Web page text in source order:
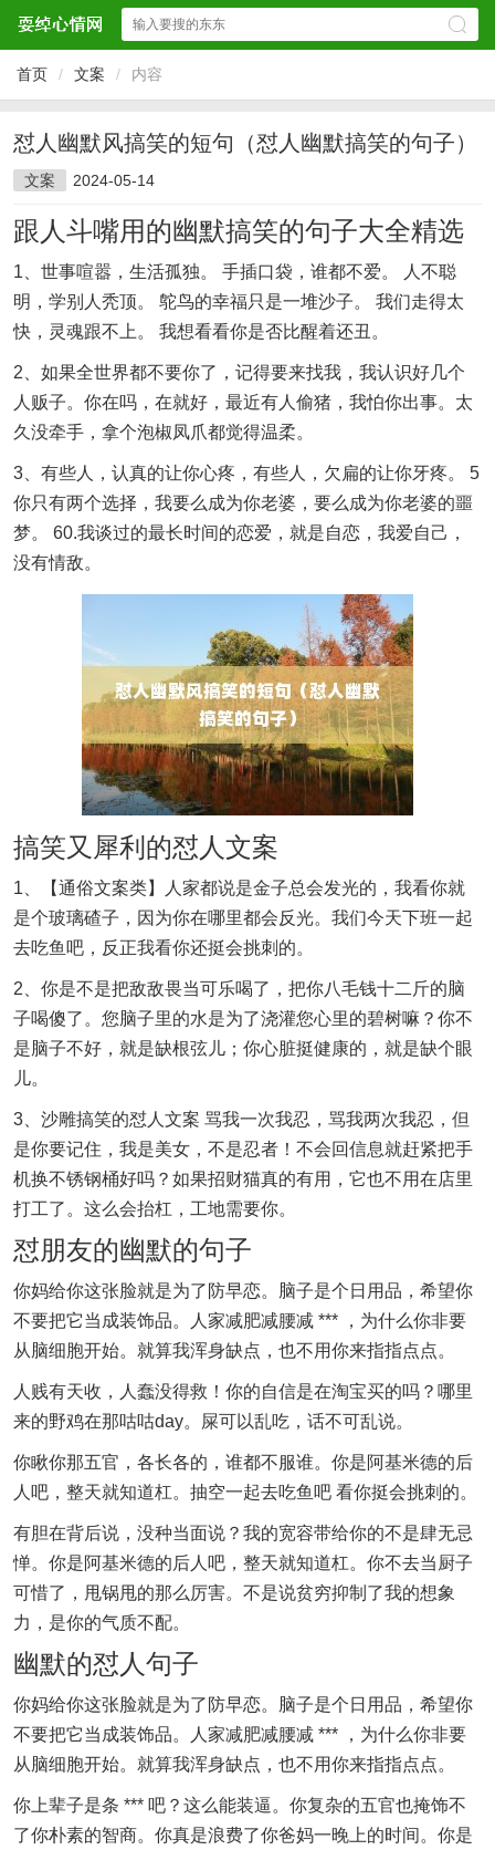
首页 / 文案 / 内容
怼人幽默风搞笑的短句（怼人幽默搞笑的句子）
文案 2024-05-14
跟人斗嘴用的幽默搞笑的句子大全精选
1、世事喧嚣，生活孤独。 手插口袋，谁都不爱。 人不聪
明，学别人秃顶。 鸵鸟的幸福只是一堆沙子。 我们走得太
快，灵魂跟不上。 我想看看你是否比醒着还丑。
2、如果全世界都不要你了，记得要来找我，我认识好几个
人贩子。你在吗，在就好，最近有人偷猪，我怕你出事。太
久没牵手，拿个泡椒凤爪都觉得温柔。
3、有些人，认真的让你心疼，有些人，欠扁的让你牙疼。 5
你只有两个选择，我要么成为你老婆，要么成为你老婆的噩
梦。 60.我谈过的最长时间的恋爱，就是自恋，我爱自己，
没有情敌。
搞笑又犀利的怼人文案
1、【通俗文案类】人家都说是金子总会发光的，我看你就
是个玻璃碴子，因为你在哪里都会反光。我们今天下班一起
去吃鱼吧，反正我看你还挺会挑刺的。
2、你是不是把敌敌畏当可乐喝了，把你八毛钱十二斤的脑
子喝傻了。您脑子里的水是为了浇灌您心里的碧树嘛？你不
是脑子不好，就是缺根弦儿；你心脏挺健康的，就是缺个眼
儿。
3、沙雕搞笑的怼人文案 骂我一次我忍，骂我两次我忍，但
是你要记住，我是美女，不是忍者！不会回信息就赶紧把手
机换不锈钢桶好吗？如果招财猫真的有用，它也不用在店里
打工了。这么会抬杠，工地需要你。
怼朋友的幽默的句子
你妈给你这张脸就是为了防早恋。脑子是个日用品，希望你
不要把它当成装饰品。人家减肥减腰减 *** ，为什么你非要
从脑细胞开始。就算我浑身缺点，也不用你来指指点点。
人贱有天收，人蠢没得救！你的自信是在淘宝买的吗？哪里
来的野鸡在那咕咕day。屎可以乱吃，话不可乱说。
你瞅你那五官，各长各的，谁都不服谁。你是阿基米德的后
人吧，整天就知道杠。抽空一起去吃鱼吧 看你挺会挑刺的。
有胆在背后说，没种当面说？我的宽容带给你的不是肆无忌
惮。你是阿基米德的后人吧，整天就知道杠。你不去当厨子
可惜了，甩锅甩的那么厉害。不是说贫穷抑制了我的想象
力，是你的气质不配。
幽默的怼人句子
你妈给你这张脸就是为了防早恋。脑子是个日用品，希望你
不要把它当成装饰品。人家减肥减腰减 *** ，为什么你非要
从脑细胞开始。就算我浑身缺点，也不用你来指指点点。
你上辈子是条 *** 吧？这么能装逼。你复杂的五官也掩饰不
了你朴素的智商。你真是浪费了你爸妈一晚上的时间。你是